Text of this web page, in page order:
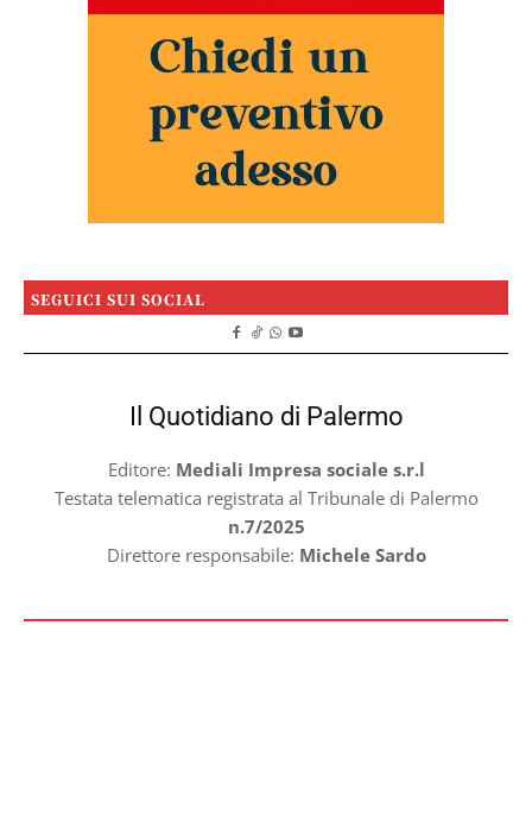
SEGUICI SUI SOCIAL
Il Quotidiano di Palermo
Editore: Mediali Impresa sociale s.r.l
Testata telematica registrata al Tribunale di Palermo
n.7/2025
Direttore responsabile: Michele Sardo